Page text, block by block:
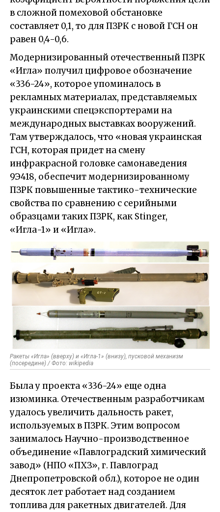
в сложной помеховой обстановке
составляет 0,1, то для ПЗРК с новой ГСН он
равен 0,4-0,6.
Модернизированный отечественный ПЗРК
«Игла» получил цифровое обозначение
«336-24», которое упоминалось в
рекламных материалах, представляемых
украинскими спецэкспортерами на
международных выставках вооружений.
Там утверждалось, что «новая украинская
ГСН, которая придет на смену
инфракрасной головке самонаведения
9Э418, обеспечит модернизированному
ПЗРК повышенные тактико-технические
свойства по сравнению с серийными
образцами таких ПЗРК, как Stinger,
«Игла-1» и «Игла».
Ракеты «Игла» (вверху) и «Игла-1» (внизу), пусковой механизм
(посередине) / Фото: wikipedia
Была у проекта «336-24» еще одна
изюминка. Отечественным разработчикам
удалось увеличить дальность ракет,
используемых в ПЗРК. Этим вопросом
занималось Научно-производственное
объединение «Павлоградский химический
завод» (НПО «ПХЗ», г. Павлоград
Днепропетровской обл.), которое не один
десяток лет работает над созданием
топлива для ракетных двигателей. Для